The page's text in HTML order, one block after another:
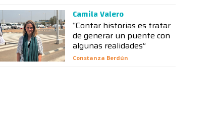
Camila Valero
“Contar historias es tratar
de generar un puente con
algunas realidades”
Constanza Berdún